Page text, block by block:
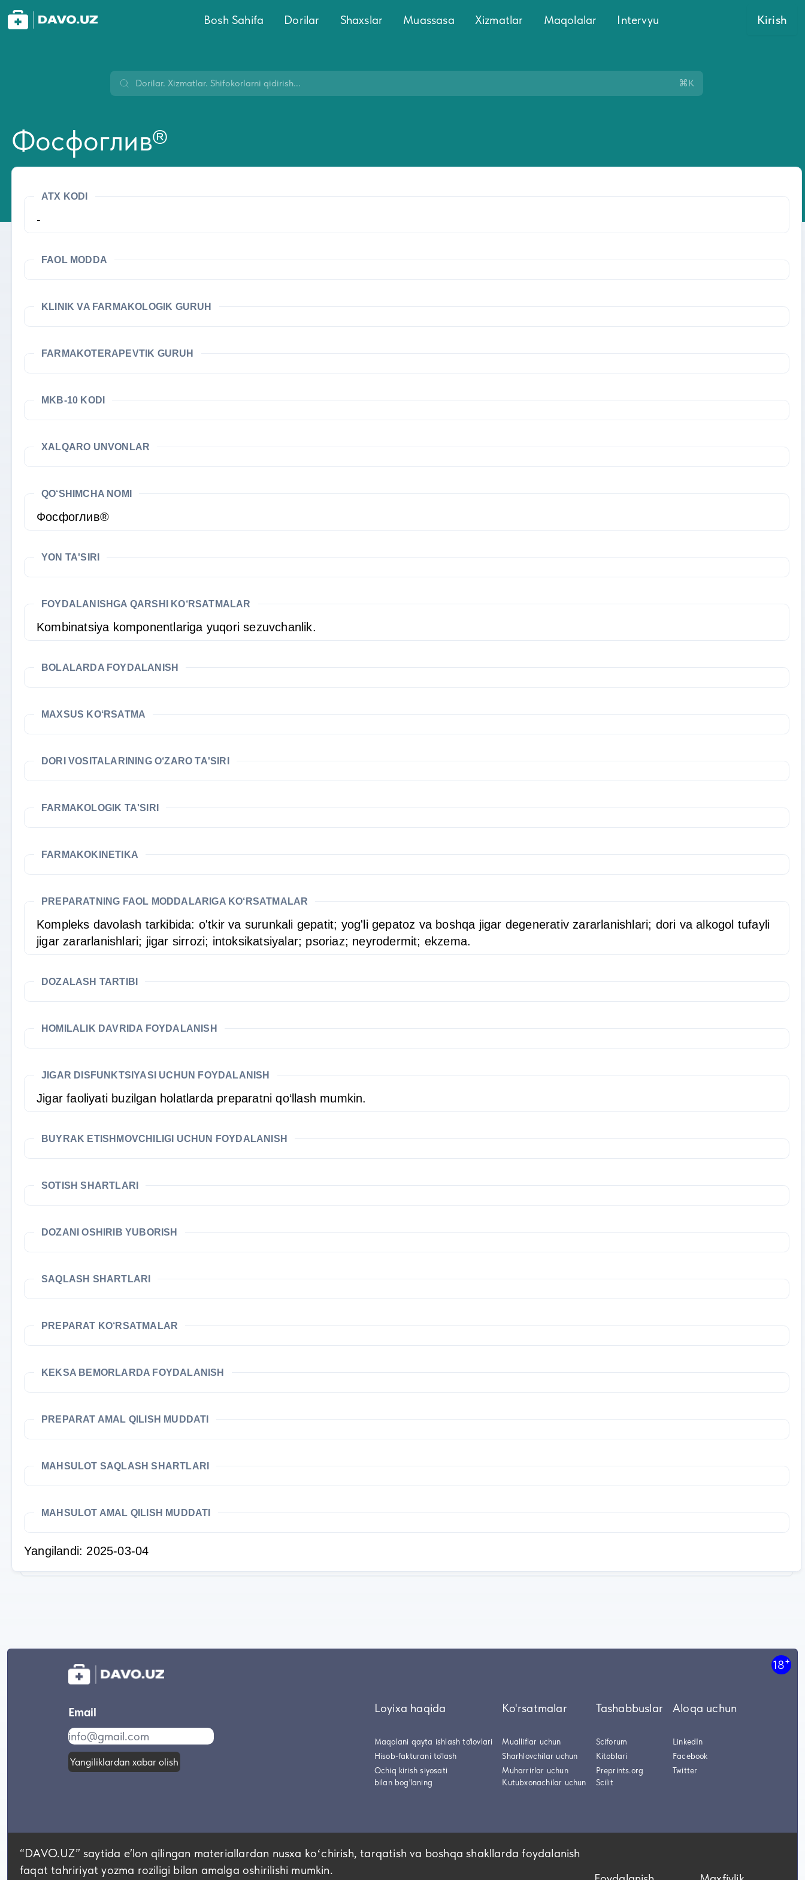
Bosh Sahifa Dorilar Shaxslar Muassasa Xizmatlar Maqolalar Intervyu Kirish
⌘K
Фосфоглив®
ATX KODI
-
FAOL MODDA
KLINIK VA FARMAKOLOGIK GURUH
FARMAKOTERAPEVTIK GURUH
MKB-10 KODI
XALQARO UNVONLAR
QO‘SHIMCHA NOMI
Фосфоглив®
YON TA'SIRI
FOYDALANISHGA QARSHI KO‘RSATMALAR
Kombinatsiya komponentlariga yuqori sezuvchanlik.
BOLALARDA FOYDALANISH
MAXSUS KO‘RSATMA
DORI VOSITALARINING O‘ZARO TA'SIRI
FARMAKOLOGIK TA'SIRI
FARMAKOKINETIKA
PREPARATNING FAOL MODDALARIGA KO‘RSATMALAR
Kompleks davolash tarkibida: o'tkir va surunkali gepatit; yog'li gepatoz va boshqa jigar degenerativ zararlanishlari; dori va alkogol tufayli
jigar zararlanishlari; jigar sirrozi; intoksikatsiyalar; psoriaz; neyrodermit; ekzema.
DOZALASH TARTIBI
HOMILALIK DAVRIDA FOYDALANISH
JIGAR DISFUNKTSIYASI UCHUN FOYDALANISH
Jigar faoliyati buzilgan holatlarda preparatni qo‘llash mumkin.
BUYRAK ETISHMOVCHILIGI UCHUN FOYDALANISH
SOTISH SHARTLARI
DOZANI OSHIRIB YUBORISH
SAQLASH SHARTLARI
PREPARAT KO‘RSATMALAR
KEKSA BEMORLARDA FOYDALANISH
PREPARAT AMAL QILISH MUDDATI
MAHSULOT SAQLASH SHARTLARI
MAHSULOT AMAL QILISH MUDDATI
Yangilandi: 2025-03-04
18+
Email
Yangiliklardan xabar olish
Loyixa haqida
Maqolani qayta ishlash to'lovlari
Hisob-fakturani to'lash
Ochiq kirish siyosati
bilan bog'laning
Ko'rsatmalar
Mualliflar uchun
Sharhlovchilar uchun
Muharrirlar uchun
Kutubxonachilar uchun
Tashabbuslar
Sciforum
Kitoblari
Preprints.org
Scilit
Aloqa uchun
LinkedIn
Facebook
Twitter
“DAVO.UZ” saytida eʼlon qilingan materiallardan nusxa koʻchirish, tarqatish va boshqa shakllarda foydalanish
faqat tahririyat yozma roziligi bilan amalga oshirilishi mumkin.